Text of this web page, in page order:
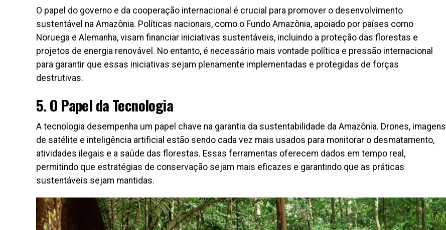
O papel do governo e da cooperação internacional é crucial para promover o desenvolvimento
sustentável na Amazônia. Políticas nacionais, como o Fundo Amazônia, apoiado por países como
Noruega e Alemanha, visam financiar iniciativas sustentáveis, incluindo a proteção das florestas e
projetos de energia renovável. No entanto, é necessário mais vontade política e pressão internacional
para garantir que essas iniciativas sejam plenamente implementadas e protegidas de forças
destrutivas.
5. O Papel da Tecnologia
A tecnologia desempenha um papel chave na garantia da sustentabilidade da Amazônia. Drones, imagens
de satélite e inteligência artificial estão sendo cada vez mais usados para monitorar o desmatamento,
atividades ilegais e a saúde das florestas. Essas ferramentas oferecem dados em tempo real,
permitindo que estratégias de conservação sejam mais eficazes e garantindo que as práticas
sustentáveis sejam mantidas.